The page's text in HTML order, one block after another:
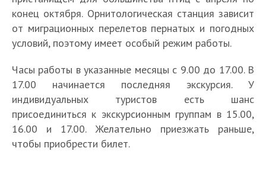
конец октября. Орнитологическая станция зависит
от миграционных перелетов пернатых и погодных
условий, поэтому имеет особый режим работы.
Часы работы в указанные месяцы с 9.00 до 17.00. В
17.00 начинается последняя экскурсия. У
индивидуальных туристов есть шанс
присоединиться к экскурсионным группам в 15.00,
16.00 и 17.00. Желательно приезжать раньше,
чтобы приобрести билет.